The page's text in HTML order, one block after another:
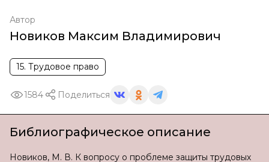
Автор
Новиков Максим Владимирович
15. Трудовое право
1584 Поделиться
Библиографическое описание
Новиков, М. В. К вопросу о проблеме защиты трудовых